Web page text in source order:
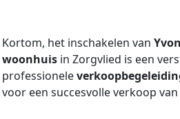
Kortom, het inschakelen van
woonhuis in Zorgvlied is een
professionele
voor een succesvolle verkoop